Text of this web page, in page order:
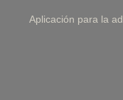
Aplicación para la